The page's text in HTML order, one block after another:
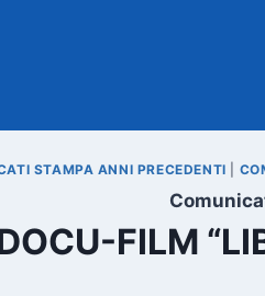
STAMPA ANNI PRECEDENTI
FILM